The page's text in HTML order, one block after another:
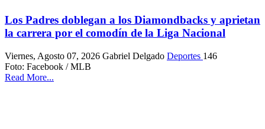
Los Padres doblegan a los Diamondbacks y aprietan
la carrera por el comodín de la Liga Nacional
Viernes, Agosto 07, 2026 Gabriel Delgado Deportes 146
Foto: Facebook / MLB
Read More...